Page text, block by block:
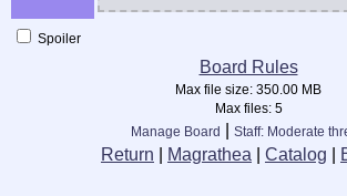
Spoiler
Board Rules
Max file size: 350.00 MB
Max files: 5
Manage Board
Staff: Moderate
Return Magrathea Catalog